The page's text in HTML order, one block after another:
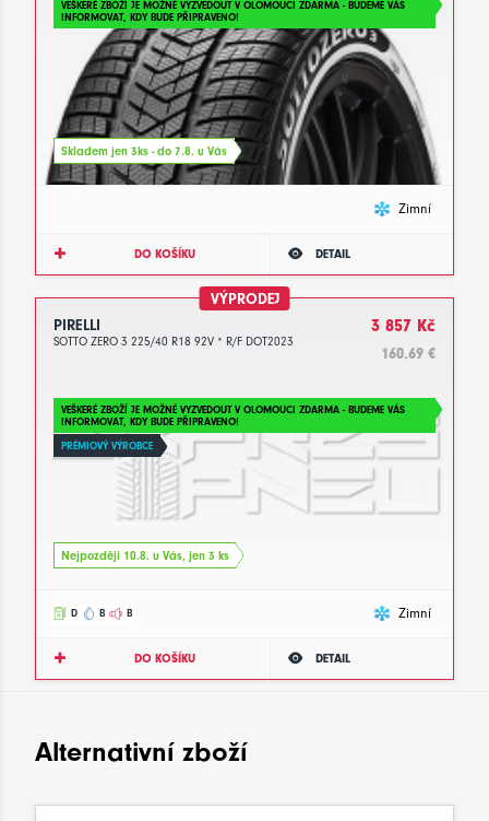
VEŠKERÉ ZBOŽÍ JE MOŽNÉ VYZVEDOUT V OLOMOUCI ZDARMA - BUDEME VÁS
INFORMOVAT, KDY BUDE PŘIPRAVENO!
Skladem jen 3ks - do 7.8. u Vás
Zimní
DO KOŠÍKU DETAIL
VÝPRODEJ
PIRELLI
SOTTO ZERO 3 225/40 R18 92V * R/F DOT2023
3 857 Kč
160.69 €
VEŠKERÉ ZBOŽÍ JE MOŽNÉ VYZVEDOUT V OLOMOUCI ZDARMA - BUDEME VÁS
INFORMOVAT, KDY BUDE PŘIPRAVENO!
PRÉMIOVÝ VÝROBCE
Nejpozději 10.8. u Vás, jen 3 ks
D B B Zimní
DO KOŠÍKU DETAIL
Alternativní zboží